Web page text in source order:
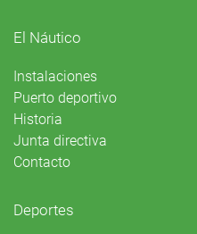
El Náutico
Instalaciones
Puerto deportivo
Historia
Junta directiva
Contacto
Deportes